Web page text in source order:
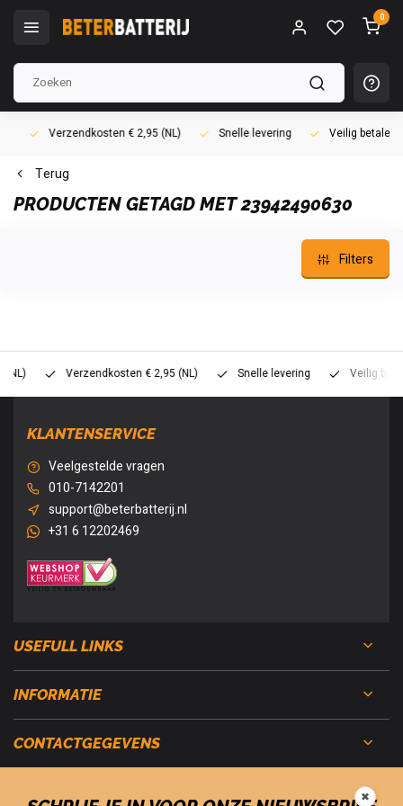
0
Verzendkosten € 2,95 (NL) Snelle levering Veilig betalen
Terug
PRODUCTEN GETAGD MET 23942490630
Filters
Verzendkosten € 2,95 (NL) Snelle levering Veilig betalen
KLANTENSERVICE
Veelgestelde vragen
010-7142201
support@beterbatterij.nl
+31 6 12202469
USEFULL LINKS
INFORMATIE
CONTACTGEGEVENS
✖